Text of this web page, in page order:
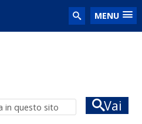
MENU
Vai